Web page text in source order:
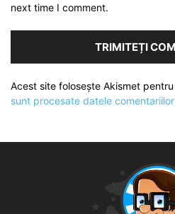
next time I comment.
Acest site folosește Akismet
sunt procesate datele